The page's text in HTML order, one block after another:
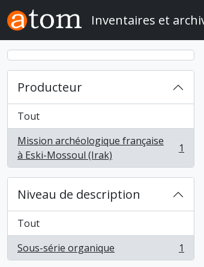
Skip to main content
Inventaires et
Producteur
Tout
Mission archéologique française
à Eski-Mossoul (Irak)
, 1 résultats 1
Niveau de description
Tout
Sous-série organique
, 1 résultats 1